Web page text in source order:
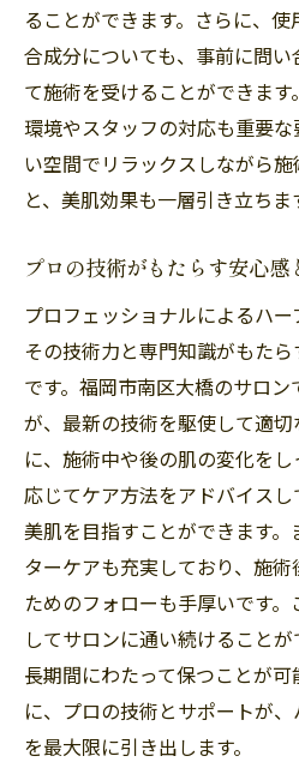
ることができます。さらに、
合成分についても、事前に問
て施術を受けることができま
環境やスタッフの対応も重要
い空間でリラックスしながら
と、美肌効果も一層引き立ちま
プロの技術がもたらす安心感
プロフェッショナルによるハー
その技術力と専門知識がもた
です。福岡市南区大橋のサロ
が、最新の技術を駆使して適
に、施術中や後の肌の変化を
応じてケア方法をアドバイス
美肌を目指すことができます
ターケアも充実しており、施
ためのフォローも手厚いです
してサロンに通い続けること
長期間にわたって保つことが
に、プロの技術とサポートが
を最大限に引き出します。